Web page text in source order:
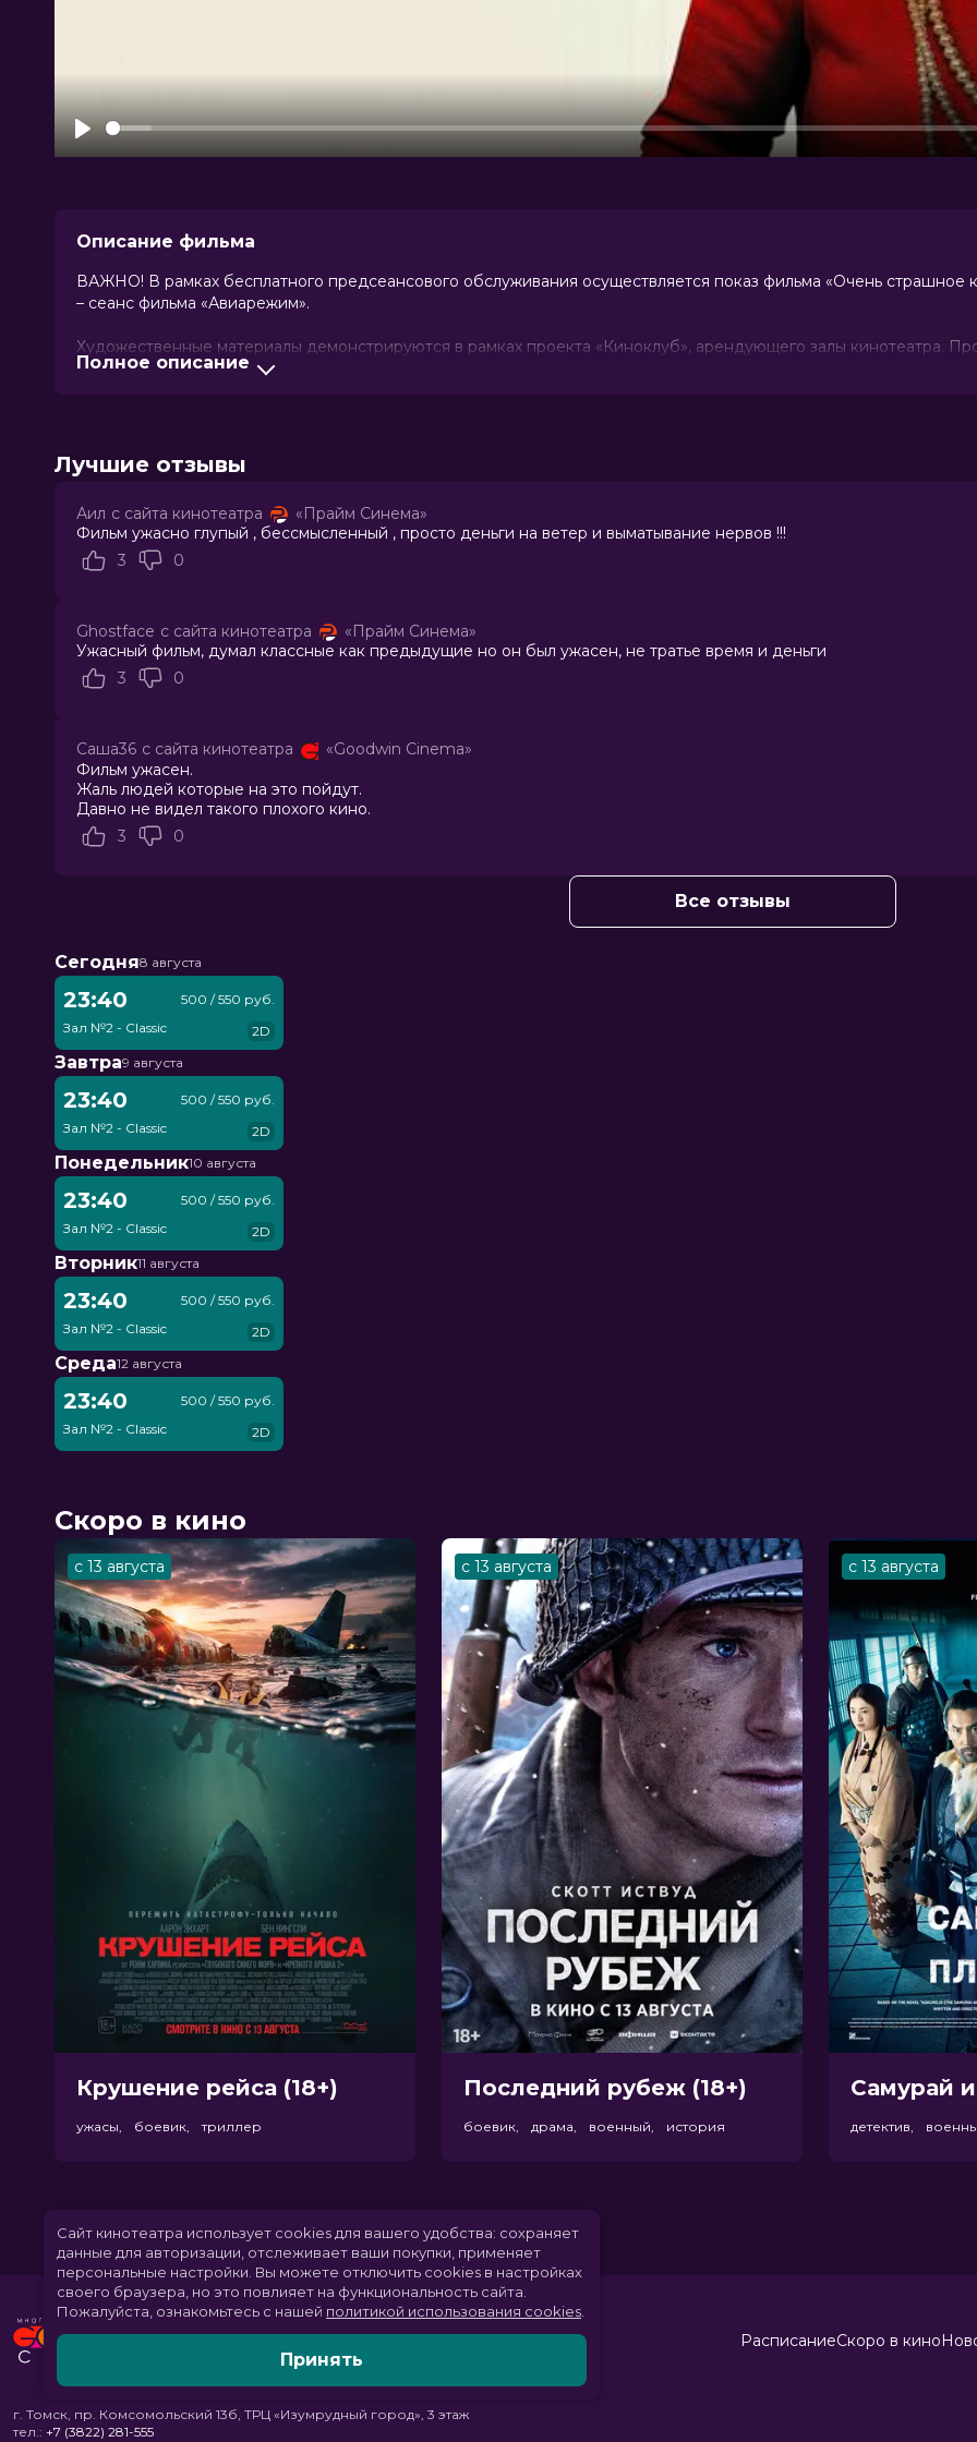
Play
Описание фильма
ВАЖНО! В рамках бесплатного предсеансового обслуживания осуществляется показ фильма «Очень страшное
– сеанс фильма «Авиарежим».
Художественные материалы демонстрируются в рамках проекта «Киноклуб», арендующего залы кинотеатра.
доступна только онлайн.
Оценка 5.3
Страна
США
Режиссер
Майкл Тиддес
Актеры
Сценаристы
Рик Альварес, Кинен Айвори Уайанс, Марлон Уайанс
Жанр
ужасы, комедия
Длительность
Полное описание
Лучшие отзывы
Аил с сайта кинотеатра «Прайм Синема»
Фильм ужасно глупый , бессмысленный , просто деньги на ветер и выматывание нервов !!!
3
0
Ghostface с сайта кинотеатра «Прайм Синема»
Ужасный фильм, думал классные как предыдущие но он был ужасен, не тратье время и деньги
3
0
Саша36 с сайта кинотеатра «Goodwin Cinema»
Фильм ужасен.
Жаль людей которые на это пойдут.
Давно не видел такого плохого кино.
3
0
Все отзывы
Сегодня8 августа
23:40
Зал №2 - Classic
500 / 550 руб.
2D
Завтра9 августа
23:40
Зал №2 - Classic
500 / 550 руб.
2D
Понедельник10 августа
23:40
Зал №2 - Classic
500 / 550 руб.
2D
Вторник11 августа
23:40
Зал №2 - Classic
500 / 550 руб.
2D
Среда12 августа
23:40
Зал №2 - Classic
500 / 550 руб.
2D
Скоро в кино
с 13 августа
Крушение рейса (18+)
ужасы, боевик, триллер
с 13 августа
Последний рубеж (18+)
боевик, драма, военный, история
с 13 августа
Самурай
детектив,
г. Томск, пр. Комсомольский 13б, ТРЦ «Изумрудный город», 3 этаж
тел.: +7 (3822) 281-555
РасписаниеСкоро в кино
Сайт кинотеатра использует cookies для вашего удобства: сохраняет
данные для авторизации, отслеживает ваши покупки, применяет
персональные настройки. Вы можете отключить cookies в настройках
своего браузера, но это повлияет на функциональность сайта.
Пожалуйста, ознакомьтесь с нашей политикой использования cookies
Принять